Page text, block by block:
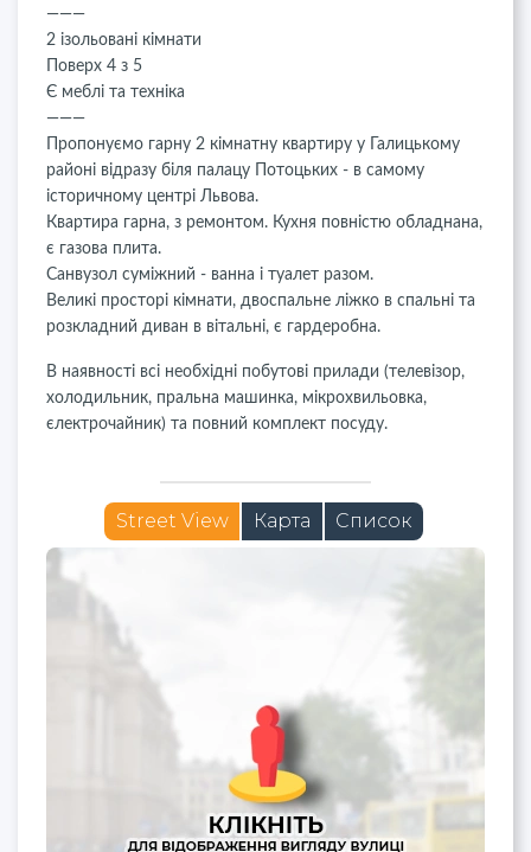
———
2 ізольовані кімнати
Поверх 4 з 5
Є меблі та техніка
———
Пропонуємо гарну 2 кімнатну квартиру у Галицькому
районі відразу біля палацу Потоцьких - в самому
історичному центрі Львова.
Квартира гарна, з ремонтом. Кухня повністю обладнана,
є газова плита.
Санвузол суміжний - ванна і туалет разом.
Великі просторі кімнати, двоспальне ліжко в спальні та
розкладний диван в вітальні, є гардеробна.
В наявності всі необхідні побутові прилади (телевізор,
холодильник, пральна машинка, мікрохвильовка,
єлектрочайник) та повний комплект посуду.
Street View Карта Список